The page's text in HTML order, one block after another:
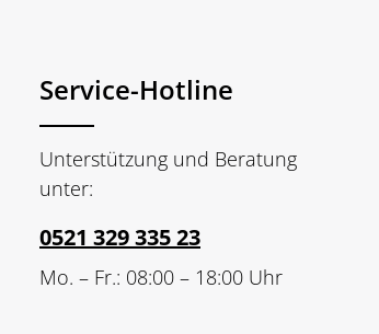
Service-Hotline
Unterstützung und Beratung
unter:
0521 329 335 23
Mo. – Fr.: 08:00 – 18:00 Uhr